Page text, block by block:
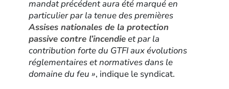
mandat précédent aura été marqué en
particulier par la tenue des premières
Assises nationales de la protection
passive contre l’incendieet par la
contribution forte du GTFI aux évolutions
réglementaires et normatives dans le
domaine du feu », indique le syndicat.